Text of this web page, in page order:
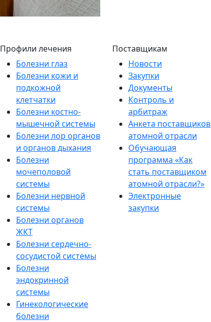
Профили лечения
Болезни глаз
Болезни кожи и
подкожной
клетчатки
Болезни костно-
мышечной системы
Болезни лор органов
и органов дыхания
Болезни
мочеполовой
системы
Болезни нервной
системы
Болезни органов
ЖКТ
Болезни сердечно-
сосудистой системы
Болезни
эндокринной
системы
Гинекологические
болезни
Поставщикам
Новости
Закупки
Документы
Контроль и
арбитраж
Анкета поставщиков
атомной отрасли
Обучающая
программа «Как
стать поставщиком
атомной отрасли?»
Электронные
закупки